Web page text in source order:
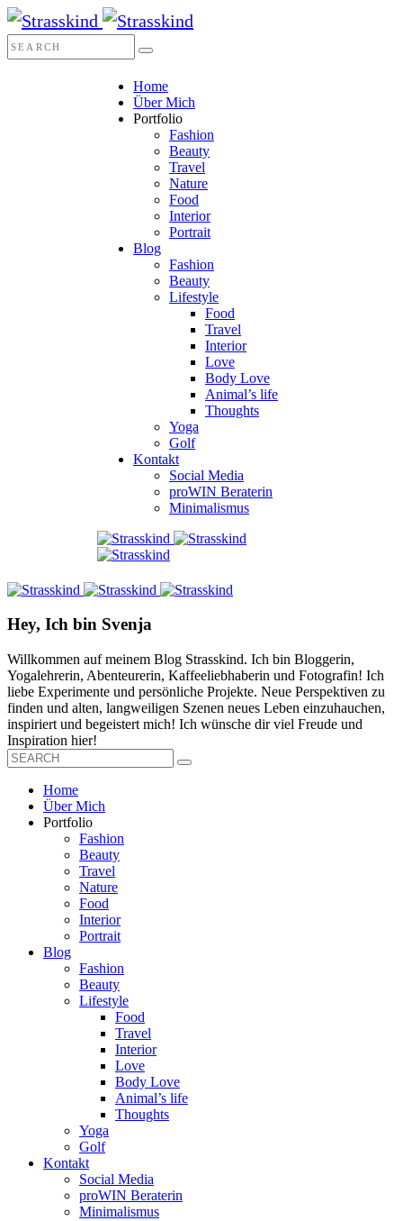
Home
Über Mich
Portfolio
Fashion
Beauty
Travel
Nature
Food
Interior
Portrait
Blog
Fashion
Beauty
Lifestyle
Food
Travel
Interior
Love
Body Love
Animal’s life
Thoughts
Yoga
Golf
Kontakt
Social Media
proWIN Beraterin
Minimalismus
Hey, Ich bin Svenja
Willkommen auf meinem Blog Strasskind. Ich bin Bloggerin,
Yogalehrerin, Abenteurerin, Kaffeeliebhaberin und Fotografin! Ich
liebe Experimente und persönliche Projekte. Neue Perspektiven zu
finden und alten, langweiligen Szenen neues Leben einzuhauchen,
inspiriert und begeistert mich! Ich wünsche dir viel Freude und
Inspiration hier!
Home
Über Mich
Portfolio
Fashion
Beauty
Travel
Nature
Food
Interior
Portrait
Blog
Fashion
Beauty
Lifestyle
Food
Travel
Interior
Love
Body Love
Animal’s life
Thoughts
Yoga
Golf
Kontakt
Social Media
proWIN Beraterin
Minimalismus